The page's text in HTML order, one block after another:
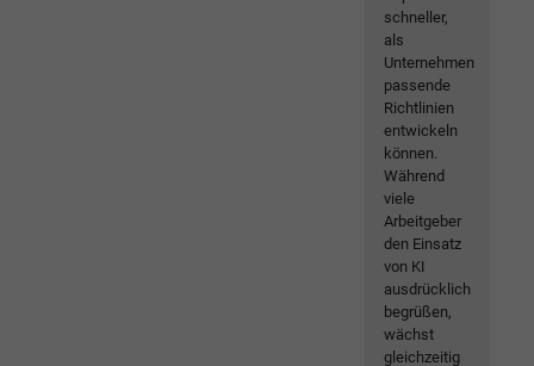
schneller,
als
Unternehmen
passende
Richtlinien
entwickeln
können.
Während
viele
Arbeitgeber
den Einsatz
von KI
ausdrücklich
begrüßen,
wächst
gleichzeitig